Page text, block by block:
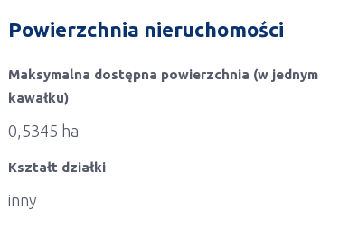
Powierzchnia nieruchomości
Maksymalna dostępna powierzchnia (w jednym
kawałku)
0,5345 ha
Kształt działki
inny